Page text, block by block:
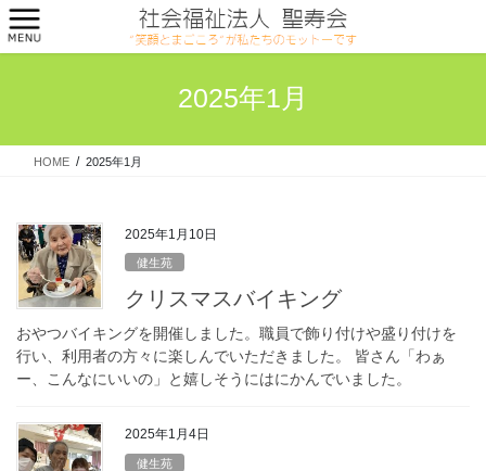
コ
ン
テ
ス
ナ
ビ
ゲ
ン
2025年1月
HOME 2025年1月
2025年1月10日
健生苑
クリスマスバイキング
おやつバイキングを開催しました。職員で飾り付けや盛り付けを
行い、利用者の方々に楽しんでいただきました。 皆さん「わぁ
ー、こんなにいいの」と嬉しそうにはにかんでいました。
2025年1月4日
健生苑